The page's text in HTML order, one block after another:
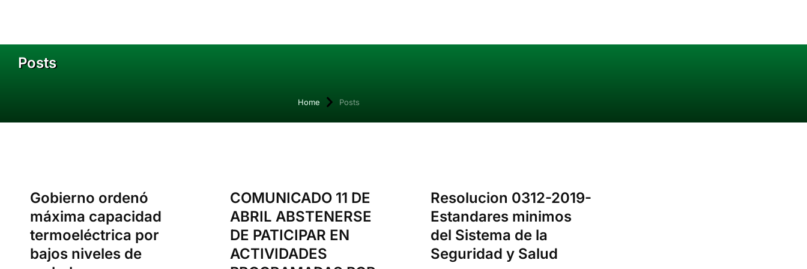
Posts
Home Posts
Gobierno ordenó
máxima capacidad
termoeléctrica por
bajos niveles de
COMUNICADO 11 DE
ABRIL ABSTENERSE
DE PATICIPAR EN
ACTIVIDADES
Resolucion 0312-2019-
Estandares minimos
del Sistema de la
Seguridad y Salud